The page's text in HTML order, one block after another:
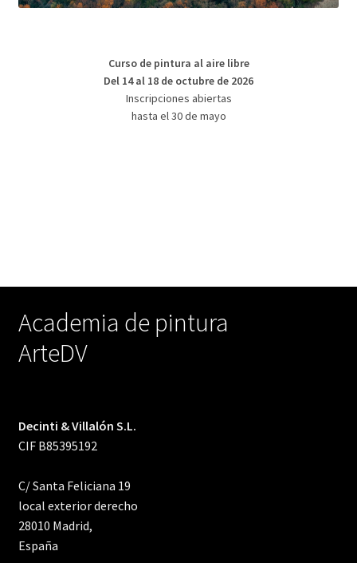
Curso de pintura al aire libre
Del 14 al 18 de octubre de 2026
Inscripciones abiertas
hasta el 30 de mayo
Academia de pintura
ArteDV
Decinti & Villalón S.L.
CIF B85395192
C/ Santa Feliciana 19
local exterior derecho
28010 Madrid,
España